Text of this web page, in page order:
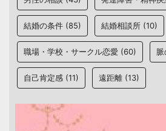
結婚の条件 (85) 結婚相談所 (10)
職場・学校・サークル恋愛 (60)
自己肯定感 (11) 遠距離 (13)